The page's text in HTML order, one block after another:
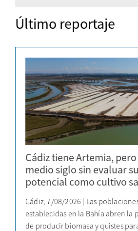
Último reportaje
Cádiz tiene Artemia,
medio siglo sin evaluar su
potencial como cultivo
Cádiz, 7/08/2026 | Las
establecidas en la Bahía abren la
de producir biomasa y quistes